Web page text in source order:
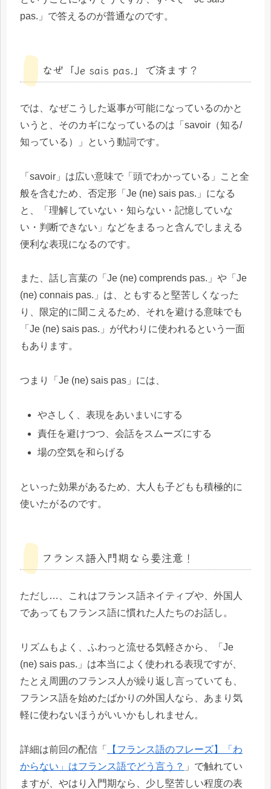
pas.」で答えるのが普通なのです。
なぜ「Je sais pas.」で済ます？
では、なぜこうした返事が可能になっているのかと
いうと、そのカギになっているのは「savoir（知る/
知っている）」という動詞です。
「savoir」は広い意味で「頭でわかっている」こと全
般を含むため、否定形「Je (ne) sais pas.」になる
と、「理解していない・知らない・記憶していな
い・判断できない」などをまるっと含んでしまえる
便利な表現になるのです。
また、話し言葉の「Je (ne) comprends pas.」や「Je
(ne) connais pas.」は、ともすると堅苦しくなった
り、限定的に聞こえるため、それを避ける意味でも
「Je (ne) sais pas.」が代わりに使われるという一面
もあります。
つまり「Je (ne) sais pas」には、
やさしく、表現をあいまいにする
責任を避けつつ、会話をスムーズにする
場の空気を和らげる
といった効果があるため、大人も子どもも積極的に
使いたがるのです。
フランス語入門期なら要注意！
ただし…、これはフランス語ネイティブや、外国人
であってもフランス語に慣れた人たちのお話し。
リズムもよく、ふわっと流せる気軽さから、「Je
(ne) sais pas.」は本当によく使われる表現ですが、
たとえ周囲のフランス人が繰り返し言っていても、
フランス語を始めたばかりの外国人なら、あまり気
軽に使わないほうがいいかもしれません。
詳細は前回の配信「
【フランス語のフレーズ】「わ
からない」はフランス語でどう言う？ 」で触れてい
ますが、やはり入門期なら、少し堅苦しい程度の表